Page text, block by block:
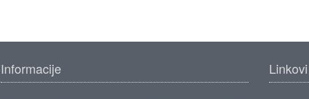
Informacije Linkovi